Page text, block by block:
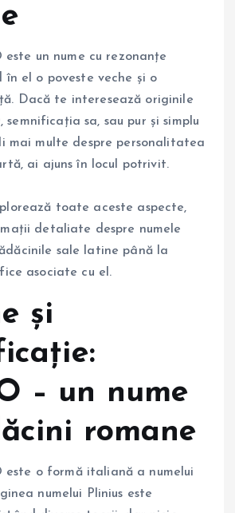
un nume cu rezonanțe
în el o poveste veche și o
Dacă te interesează originile
semnificația sa, sau pur și simplu
mai multe despre personalitatea
ai ajuns în locul potrivit.
toate aceste aspecte,
detaliate despre numele
sale latine până la
asociate cu el.
și
– un nume
romane
este o formă italiană a numelui
numelui Plinius este